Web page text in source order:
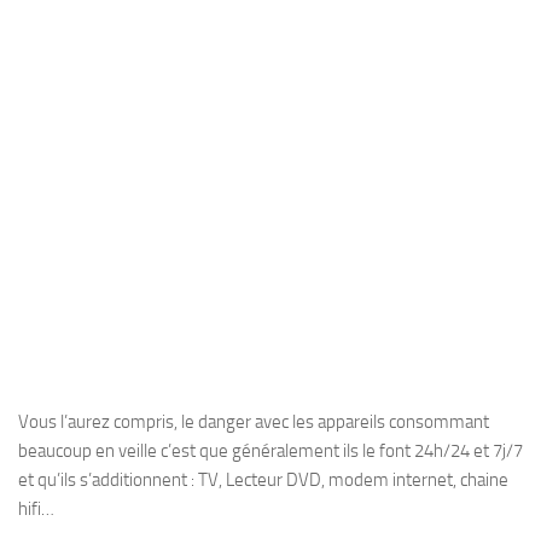
Vous l’aurez compris, le danger avec les appareils consommant
beaucoup en veille c’est que généralement ils le font 24h/24 et 7j/7
et qu’ils s’additionnent : TV, Lecteur DVD, modem internet, chaine
hifi…